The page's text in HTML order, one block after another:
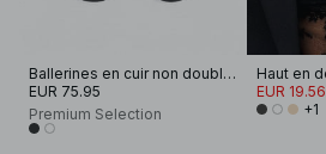
Ballerines en cuir non doublées
EUR 75.95
Premium Selection
EUR 19.56
+1